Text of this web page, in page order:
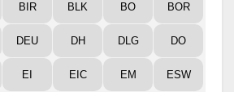
BIR BLK BO BOR
DEU DH DLG DO
EI EIC EM ESW